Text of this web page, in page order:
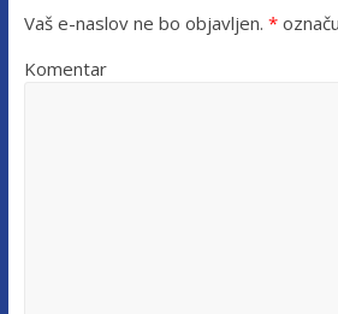
Vaš e-naslov ne bo objavljen. *
Komentar